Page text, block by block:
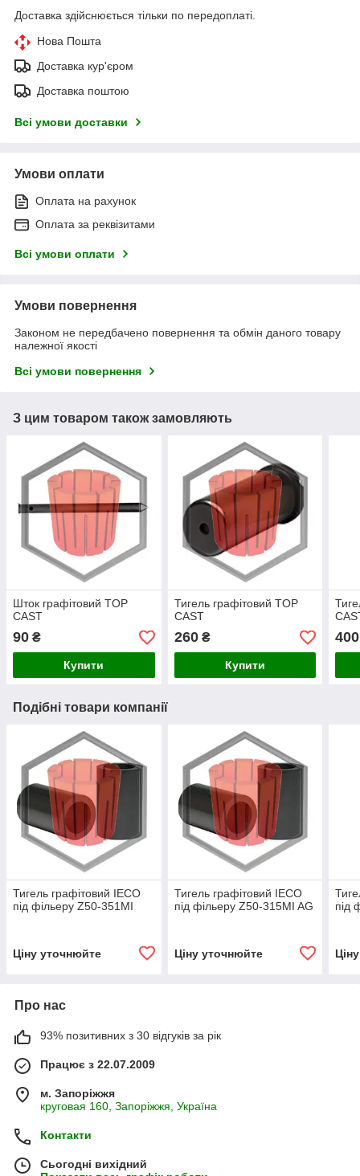
Доставка здійснюється тільки по передоплаті.
Нова Пошта
Доставка кур'єром
Доставка поштою
Всі умови доставки
Умови оплати
Оплата на рахунок
Оплата за реквізитами
Всі умови оплати
Умови повернення
Законом не передбачено повернення та обмін даного товару
належної якості
Всі умови повернення
З цим товаром також замовляють
Шток графітовий TOP
CAST
90 ₴
Купити
Тигель графітовий TOP
CAST
260₴
Купити
400
Подібні товари компанії
Тигель графітовий IECO
під фільеру Z50-351MI
Ціну уточнюйте
Тигель графітовий IECO
під фільеру Z50-315MI AG
Ціну уточнюйте
під
Про нас
93% позитивних з 30 відгуків за рік
Працює з 22.07.2009
м. Запоріжжя
круговая 160, Запоріжжя, Україна
Контакти
Сьогодні вихідний